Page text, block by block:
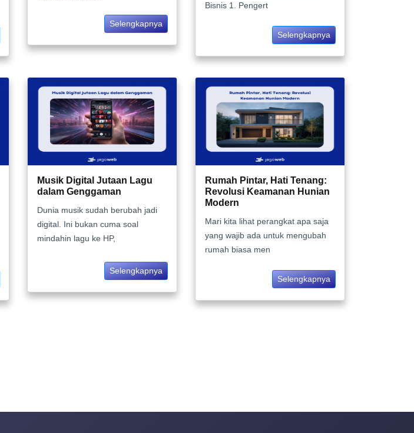
Selengkapnya
Bisnis 1. Pengert
Selengkapnya
Musik Digital Jutaan Lagu
dalam Genggaman
Dunia musik sudah berubah jadi
digital. Ini bukan cuma soal
mindahin lagu ke HP,
Selengkapnya
Rumah Pintar, Hati Tenang:
Revolusi Keamanan Hunian
Modern
Mari kita lihat perangkat apa saja
yang wajib ada untuk mengubah
rumah biasa men
Selengkapnya